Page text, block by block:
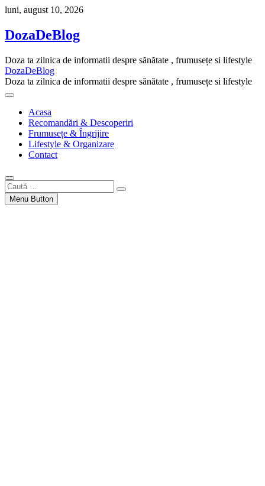
Skip
content
luni, august 10, 2026
DozaDeBlog
Doza ta zilnica de informatii despre sănătate , frumusețe si lifestyle
DozaDeBlog
Doza ta zilnica de informatii despre sănătate , frumusețe si lifestyle
Acasa
Recomandări & Descoperiri
Frumusețe & Îngrijire
Lifestyle & Organizare
Contact
Caută
…Menu Button